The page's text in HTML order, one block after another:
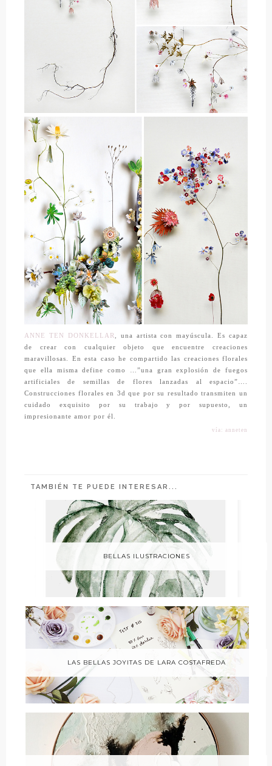
ANNE TEN DONKELLAR
una artista con mayúscula. Es capaz
de crear con cualquier objeto que encuentre creaciones
maravillosas. En esta caso he compartido las creaciones florales
que ella misma define como …”una gran explosión de fuegos
artificiales de semillas de flores lanzadas al espacio”….
Construcciones florales en 3d que por su resultado transmiten un
cuidado exquisito por su trabajo y por supuesto, un
impresionante amor por él.
vía: anneten
TAMBIÉN TE PUEDE INTERESAR...
BELLAS ILUSTRACIONES
LAS BELLAS JOYITAS DE LARA COSTAFREDA